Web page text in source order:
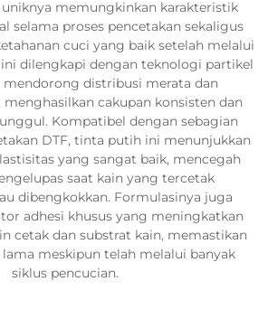
memungkinkan karakteristik
selama proses pencetakan sekaligus
cuci yang baik setelah melalui
ini dilengkapi dengan teknologi partikel
distribusi merata dan
menghasilkan cakupan konsisten dan
Kompatibel dengan sebagian
DTF, tinta putih ini menunjukkan
yang sangat baik, mencegah
saat kain yang tercetak
dibengkokkan. Formulasinya juga
adhesi khusus yang meningkatkan
cetak dan substrat kain, memastikan
meskipun telah melalui banyak
siklus pencucian.